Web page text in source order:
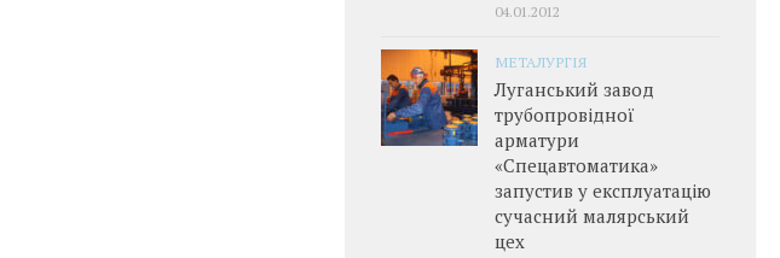
04.01.2012
МЕТАЛУРГІЯ
Луганський завод
трубопровідної
арматури
«Спецавтоматика»
запустив у експлуатацію
сучасний малярський
цех